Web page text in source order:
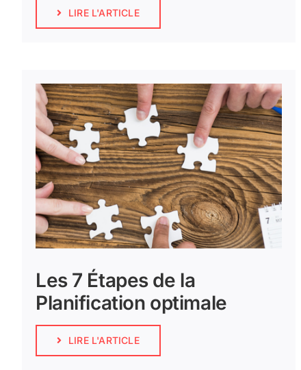
LIRE L'ARTICLE
Les 7 Étapes de la
Planification optimale
LIRE L'ARTICLE